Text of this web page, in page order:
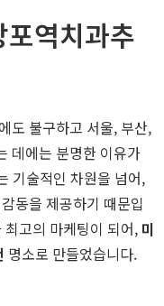
역치과추
도 불구하고 서울, 부산,
데에는 분명한 이유가
기술적인 차원을 넘어,
동을 제공하기 때문입
고의 마케팅이 되어, 미
명소로 만들었습니다.